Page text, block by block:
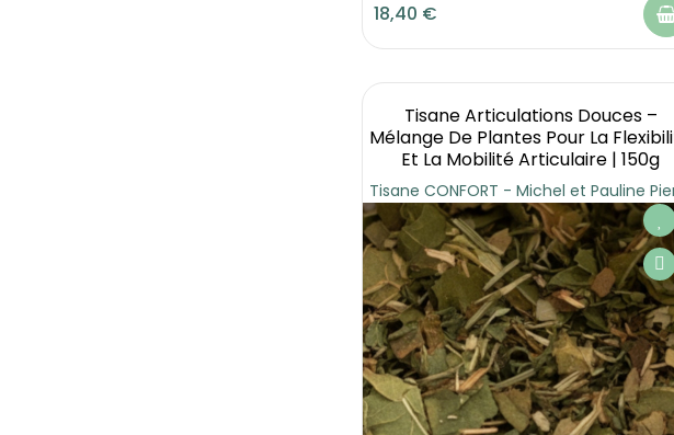
18,40 €
Tisane Articulations Douces –
Mélange De Plantes Pour La
Et La Mobilité Articulaire | 150g
Tisane CONFORT - Michel et Pauline